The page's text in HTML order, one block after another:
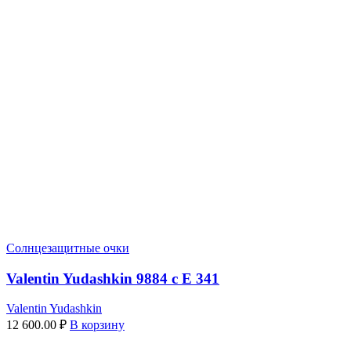
Солнцезащитные очки
Valentin Yudashkin 9884 c E 341
Valentin Yudashkin
12 600.00 ₽ В корзину